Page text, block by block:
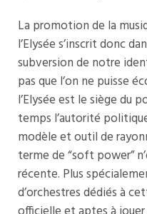
La promotion de la
l’Elysée s’inscrit donc
subversion de notre
pas que l’on ne puisse
l’Elysée est le siège du
temps l’autorité
modèle et outil de
terme de “soft power”
récente. Plus
d’orchestres dédiés à